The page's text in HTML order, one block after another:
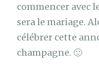
commencer avec
sera le mariage.
célébrer cette
champagne. 🙂